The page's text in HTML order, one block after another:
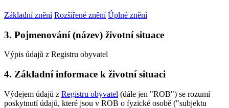
Základní znění Rozšířené znění Úplné znění
3. Pojmenování (název) životní situace
Výpis údajů z Registru obyvatel
4. Základní informace k životní situaci
Výdejem údajů z Registru obyvatel (dále jen "ROB") se rozumí
poskytnutí údajů, které jsou v ROB o fyzické osobě ("subjektu